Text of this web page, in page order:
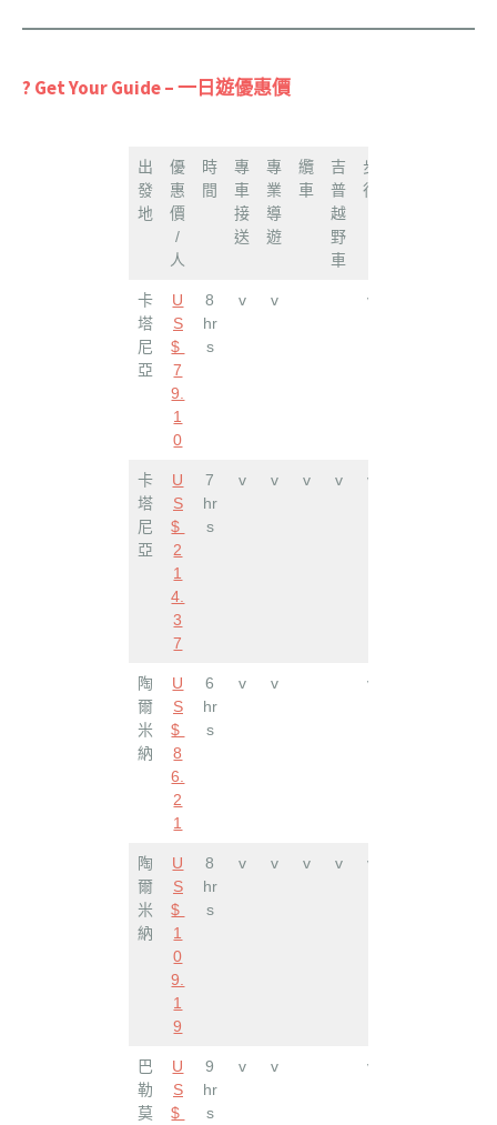
? Get Your Guide – 一日遊優惠價
出
發
地
優
惠
價
/
人
時
間
專
車
接
送
專
業
導
遊
纜
車
吉
普
越
野
車
步
行
卡
塔
尼
亞
U
S
$
7
9.
1
0
8
hr
s
v v v
卡
塔
尼
亞
U
S
$
2
1
4.
3
7
7
hr
s
v v v v v
陶
爾
米
納
U
S
$
8
6.
2
1
6
hr
s
v v v
陶
爾
米
納
U
S
$
1
0
9.
1
9
8
hr
s
v v v v v
巴
勒
莫
U
S
$
9
hr
s
v v v